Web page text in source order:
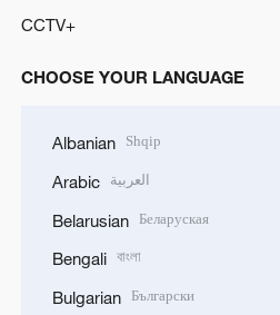
CCTV+
CHOOSE YOUR LANGUAGE
Albanian Shqip
Arabic العربية
Belarusian Беларуская
Bengali বাংলা
Bulgarian Български